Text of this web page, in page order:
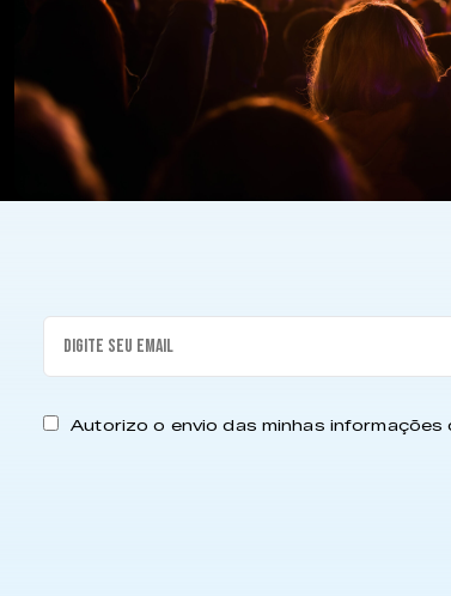
Autorizo o envio das minhas informações